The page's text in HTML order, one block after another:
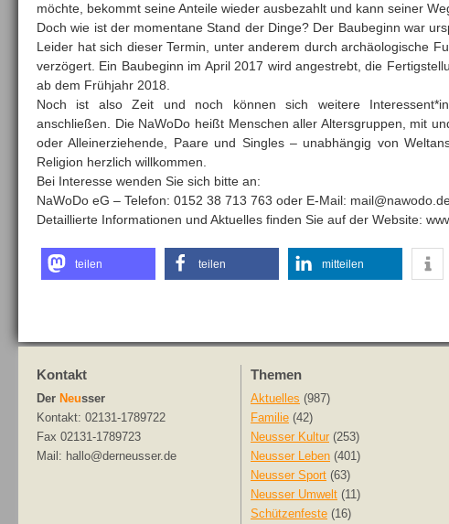
möchte, bekommt seine Anteile wieder ausbezahlt und kann seiner
Doch wie ist der momentane Stand der Dinge? Der Baubeginn war
Leider hat sich dieser Termin, unter anderem durch archäologische
verzögert. Ein Baubeginn im April 2017 wird angestrebt, die
ab dem Frühjahr 2018.
Noch ist also Zeit und noch können sich weitere
anschließen. Die NaWoDo heißt Menschen aller Altersgruppen, mit
oder Alleinerziehende, Paare und Singles – unabhängig von
Religion herzlich willkommen.
Bei Interesse wenden Sie sich bitte an:
NaWoDo eG – Telefon: 0152 38 713 763 oder E-Mail:
Detaillierte Informationen und Aktuelles finden Sie auf der Website:
teilen teilen mitteilen
Kontakt
Der Neusser
Kontakt: 02131-1789722
Fax 02131-1789723
Mail: hallo@derneusser.de
Themen
Aktuelles (987)
Familie (42)
Neusser Kultur (253)
Neusser Leben (401)
Neusser Sport (63)
Neusser Umwelt (11)
Schützenfeste (16)